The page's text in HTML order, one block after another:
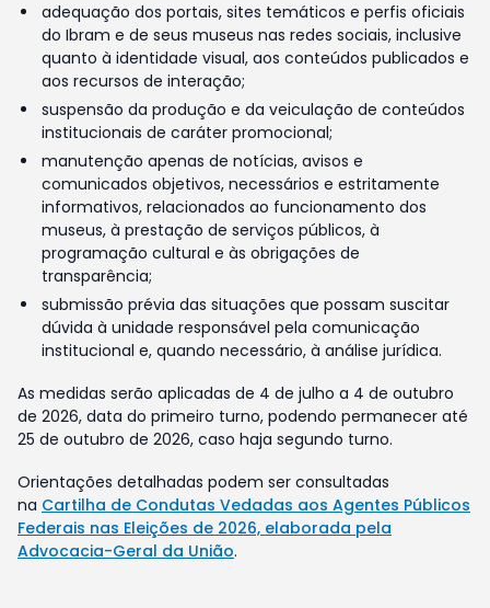
adequação dos portais, sites temáticos e perfis oficiais
do Ibram e de seus museus nas redes sociais, inclusive
quanto à identidade visual, aos conteúdos publicados e
aos recursos de interação;
suspensão da produção e da veiculação de conteúdos
institucionais de caráter promocional;
manutenção apenas de notícias, avisos e
comunicados objetivos, necessários e estritamente
informativos, relacionados ao funcionamento dos
museus, à prestação de serviços públicos, à
programação cultural e às obrigações de
transparência;
submissão prévia das situações que possam suscitar
dúvida à unidade responsável pela comunicação
institucional e, quando necessário, à análise jurídica.
As medidas serão aplicadas de 4 de julho a 4 de outubro
de 2026, data do primeiro turno, podendo permanecer até
25 de outubro de 2026, caso haja segundo turno.
Orientações detalhadas podem ser consultadas
na Cartilha de Condutas Vedadas aos Agentes Públicos
Federais nas Eleições de 2026, elaborada pela
Advocacia-Geral da União.